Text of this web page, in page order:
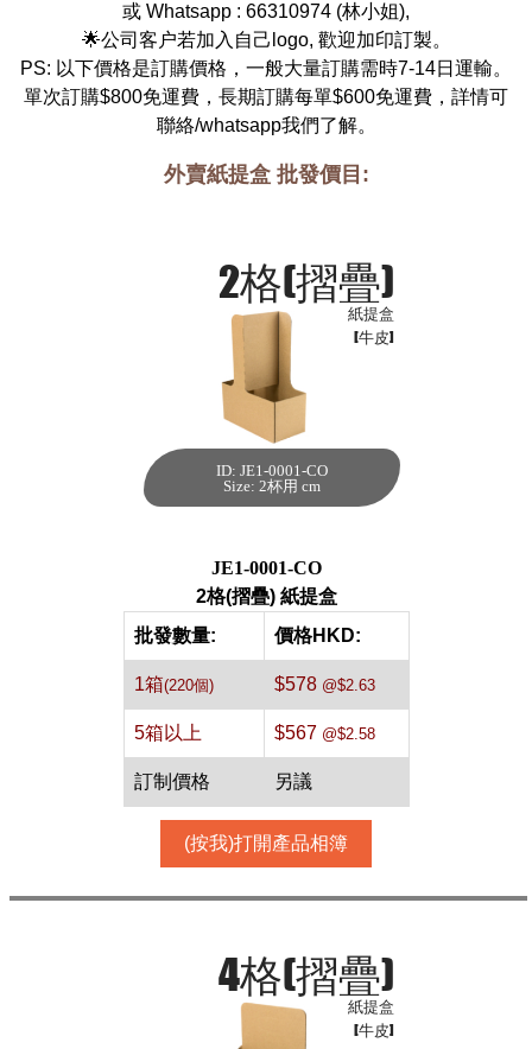
或 Whatsapp : 66310974 (林小姐),
🌟公司客户若加入自己logo, 歡迎加印訂製。
PS: 以下價格是訂購價格，一般大量訂購需時7-14日運輸。
單次訂購$800免運費，長期訂購每單$600免運費，詳情可
聯絡/whatsapp我們了解。
外賣紙提盒 批發價目:
2格(摺疊)
紙提盒
[牛皮]
ID: JE1-0001-CO
Size: 2杯用 cm
2格(摺疊) 紙提盒
[牛皮,220個]
JE1-0001-CO
2格(摺疊) 紙提盒
批發數量:
價格HKD:
1箱(220個) $578@$2.63
5箱以上 $567 @$2.58
訂制價格 另議
(按我)打開產品相簿
4格(摺疊)
紙提盒
[牛皮]